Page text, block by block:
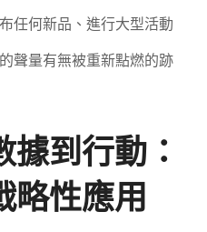
任何新品、進行大型活動
聲量有無被重新點燃的跡
到行動：
略性應用